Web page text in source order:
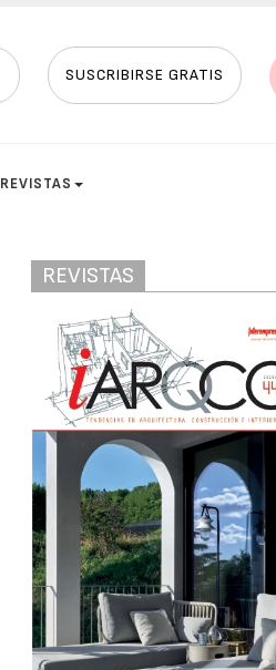
SUSCRIBIRSE GRATIS
REVISTAS
REVISTAS